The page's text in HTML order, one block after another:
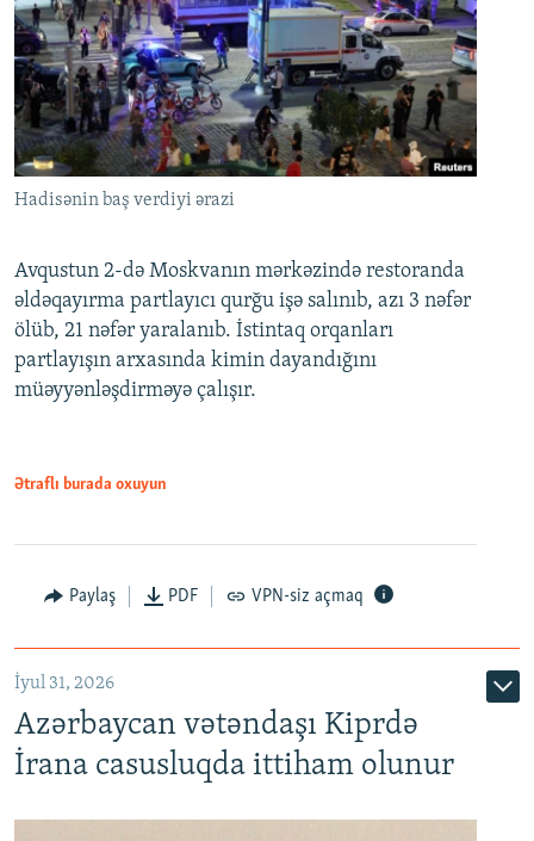
Hadisənin baş verdiyi ərazi
Avqustun 2-də Moskvanın mərkəzində restoranda
əldəqayırma partlayıcı qurğu işə salınıb, azı 3 nəfər
ölüb, 21 nəfər yaralanıb. İstintaq orqanları
partlayışın arxasında kimin dayandığını
müəyyənləşdirməyə çalışır.
Ətraflı burada oxuyun
Paylaş PDF VPN-siz açmaq
İyul 31, 2026
Azərbaycan vətəndaşı Kiprdə
İrana casusluqda ittiham olunur